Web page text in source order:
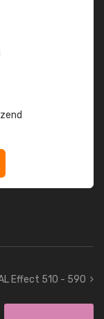
Effect 510 - 590